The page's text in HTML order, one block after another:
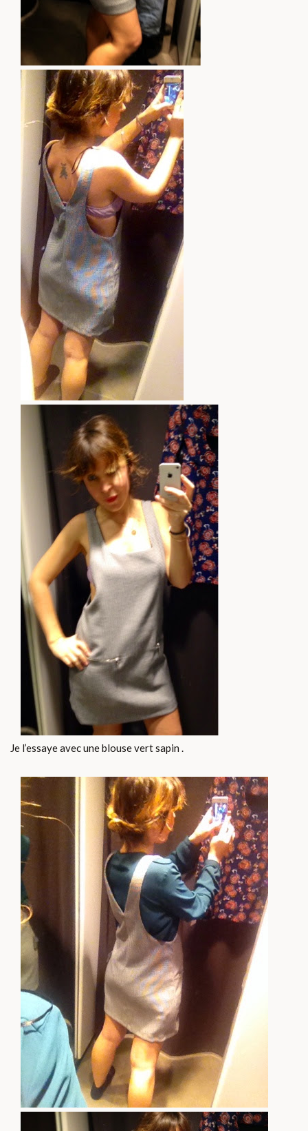
Je l’essaye avec une blouse vert sapin .